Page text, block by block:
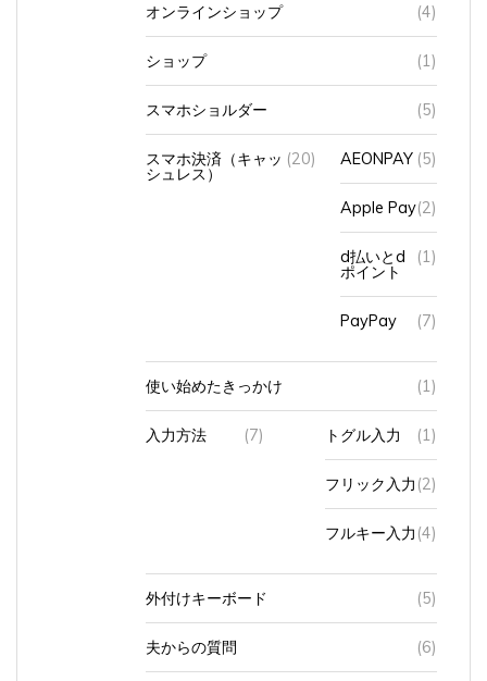
ショップ (1)
スマホショルダー (5)
スマホ決済（キャッ
シュレス）
(20) AEONPAY(5)
Apple Pay(2)
d払いとd
ポイント
(1)
PayPay (7)
使い始めたきっかけ (1)
入力方法 (7) トグル入力 (1)
フリック入力(2)
フルキー入力(4)
外付けキーボード (5)
夫からの質問 (6)
格安スマホの営業マン (3)